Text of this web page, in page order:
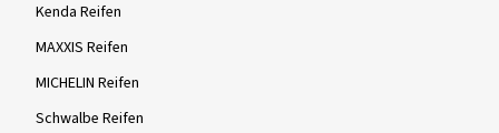
Kenda Reifen
MAXXIS Reifen
MICHELIN Reifen
Schwalbe Reifen